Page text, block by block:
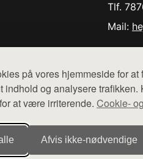
på vores hjemmeside for
indhold og analysere trafikken.
at være irriterende. Cookie-
Afvis ikke‑nødvendige
Tlf.
Mail:
Der sælges ikke varer fra